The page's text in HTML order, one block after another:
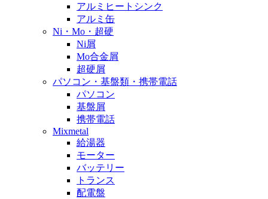
アルミヒートシンク
アルミ缶
Ni・Mo・超硬
Ni屑
Mo合金屑
超硬屑
パソコン・基盤類・携帯電話
パソコン
基盤屑
携帯電話
Mixmetal
給湯器
モーター
バッテリー
トランス
配電盤